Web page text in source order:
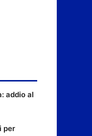
addio al
per